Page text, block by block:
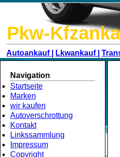
Pkw-
Autoankauf | Lkwankauf |
Navigation
Startseite
Marken
wir kaufen
Autoverschrottung
Kontakt
Linkssammlung
Impressum
Copyright